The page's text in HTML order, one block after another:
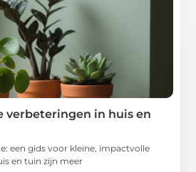
verbeteringen in huis en
een gids voor kleine, impactvolle
en tuin zijn meer